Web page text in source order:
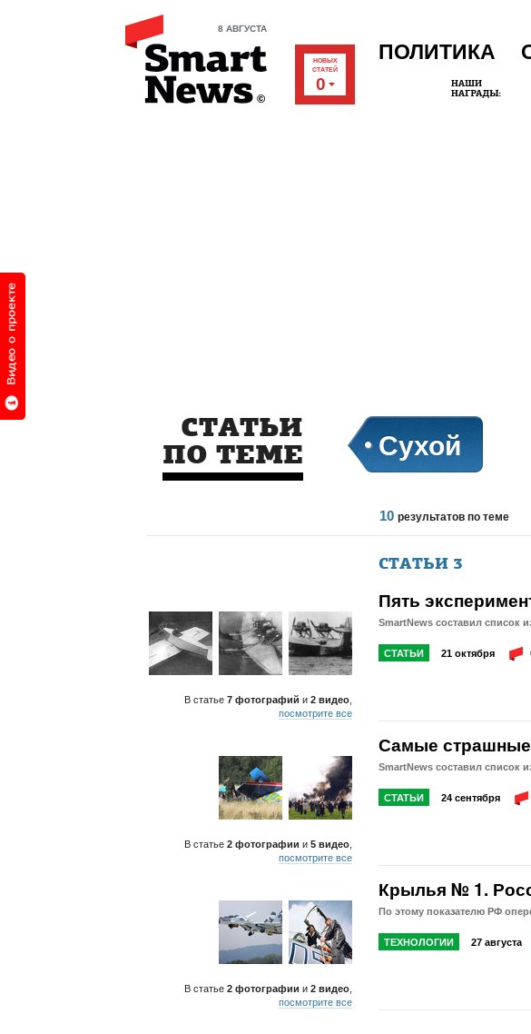
8 АВГУСТА
НОВЫХ
СТАТЕЙ
0
ПОЛИТИКА
СТАТЬИ
ПО ТЕМЕ
Сухой
10 результатов по теме
СТАТЬИ 3
В статье 7 фотографий и 2 видео
посмотрите все
Пять
SmartNews составил список
СТАТЬИ 21 октября
В статье 2 фотографии и 5 видео
посмотрите все
Самые
SmartNews составил список
СТАТЬИ 24 сентября
В статье 2 фотографии и 2 видео
посмотрите все
Крылья № 1.
По этому показателю РФ
ТЕХНОЛОГИИ 27 августа